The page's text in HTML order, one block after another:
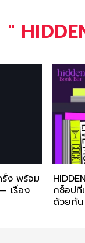
"
รั้ง พร้อม
เรื่อง
กช็อปที่
ด้วยกัน